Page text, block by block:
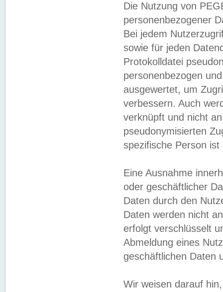
Die Nutzung von
personenbezogener
Bei jedem
sowie für jeden
Protokolldatei
personenbezogen
ausgewertet, um
verbessern. Auch
verknüpft und nicht
pseudonymisierten
spezifische Person
Eine Ausnahme
oder geschäftlicher
Daten durch den
Daten werden nicht
erfolgt verschlüsselt
Abmeldung eines
geschäftlichen Daten
Wir weisen darauf